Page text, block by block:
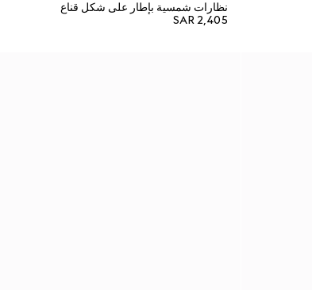
نظارات شمسية بإطار على شكل قناع
SAR 2,405